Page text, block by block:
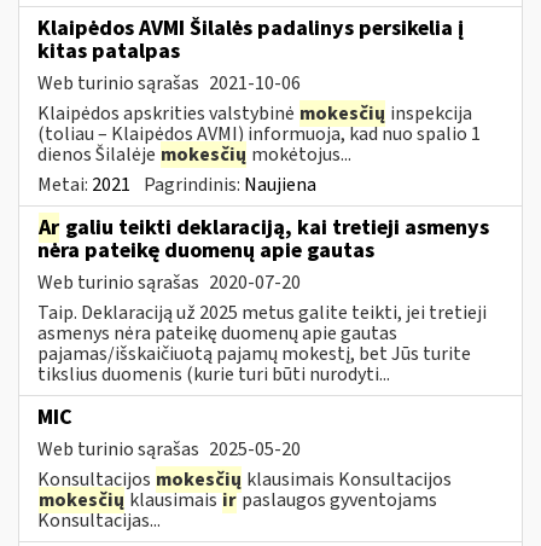
Klaipėdos AVMI Šilalės padalinys persikelia į
kitas patalpas
Web turinio sąrašas 2021-10-06
Klaipėdos apskrities valstybinė mokesčių inspekcija
(toliau – Klaipėdos AVMI) informuoja, kad nuo spalio 1
dienos Šilalėje mokesčių mokėtojus...
Metai: 2021 Pagrindinis: Naujiena
Ar galiu teikti deklaraciją, kai tretieji asmenys
nėra pateikę duomenų apie gautas
Web turinio sąrašas 2020-07-20
Taip. Deklaraciją už 2025 metus galite teikti, jei tretieji
asmenys nėra pateikę duomenų apie gautas
pajamas/išskaičiuotą pajamų mokestį, bet Jūs turite
tikslius duomenis (kurie turi būti nurodyti...
MIC
Web turinio sąrašas 2025-05-20
Konsultacijos mokesčių klausimais Konsultacijos
mokesčių klausimaisirpaslaugos gyventojams
Konsultacijas...